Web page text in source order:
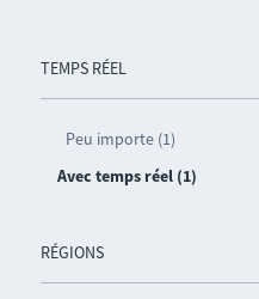
TEMPS RÉEL
Peu importe (1)
Avec temps réel (1)
RÉGIONS